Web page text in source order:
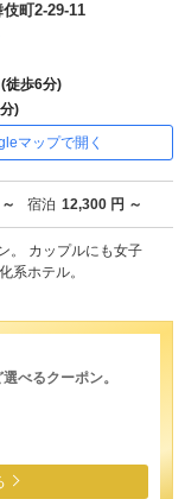
町2-29-11
徒歩6分)
)
マップで開く
宿泊 12,300 円 ～
。 カップルにも女子
系ホテル。
べるクーポン。